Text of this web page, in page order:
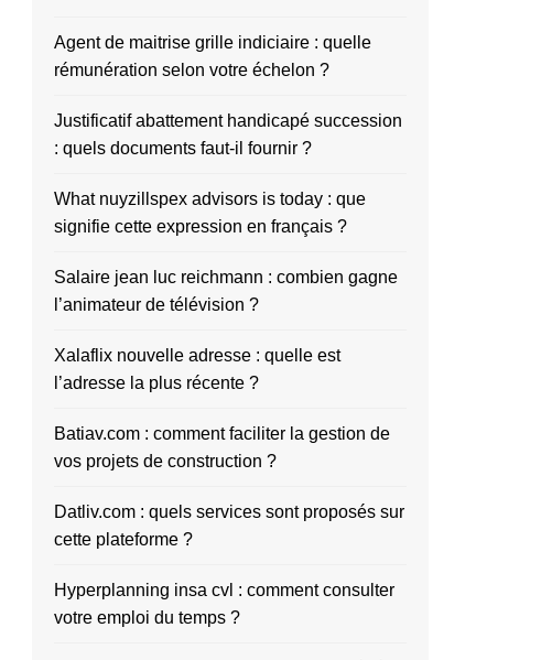
Agent de maitrise grille indiciaire : quelle
rémunération selon votre échelon ?
Justificatif abattement handicapé succession
: quels documents faut-il fournir ?
What nuyzillspex advisors is today : que
signifie cette expression en français ?
Salaire jean luc reichmann : combien gagne
l’animateur de télévision ?
Xalaflix nouvelle adresse : quelle est
l’adresse la plus récente ?
Batiav.com : comment faciliter la gestion de
vos projets de construction ?
Datliv.com : quels services sont proposés sur
cette plateforme ?
Hyperplanning insa cvl : comment consulter
votre emploi du temps ?